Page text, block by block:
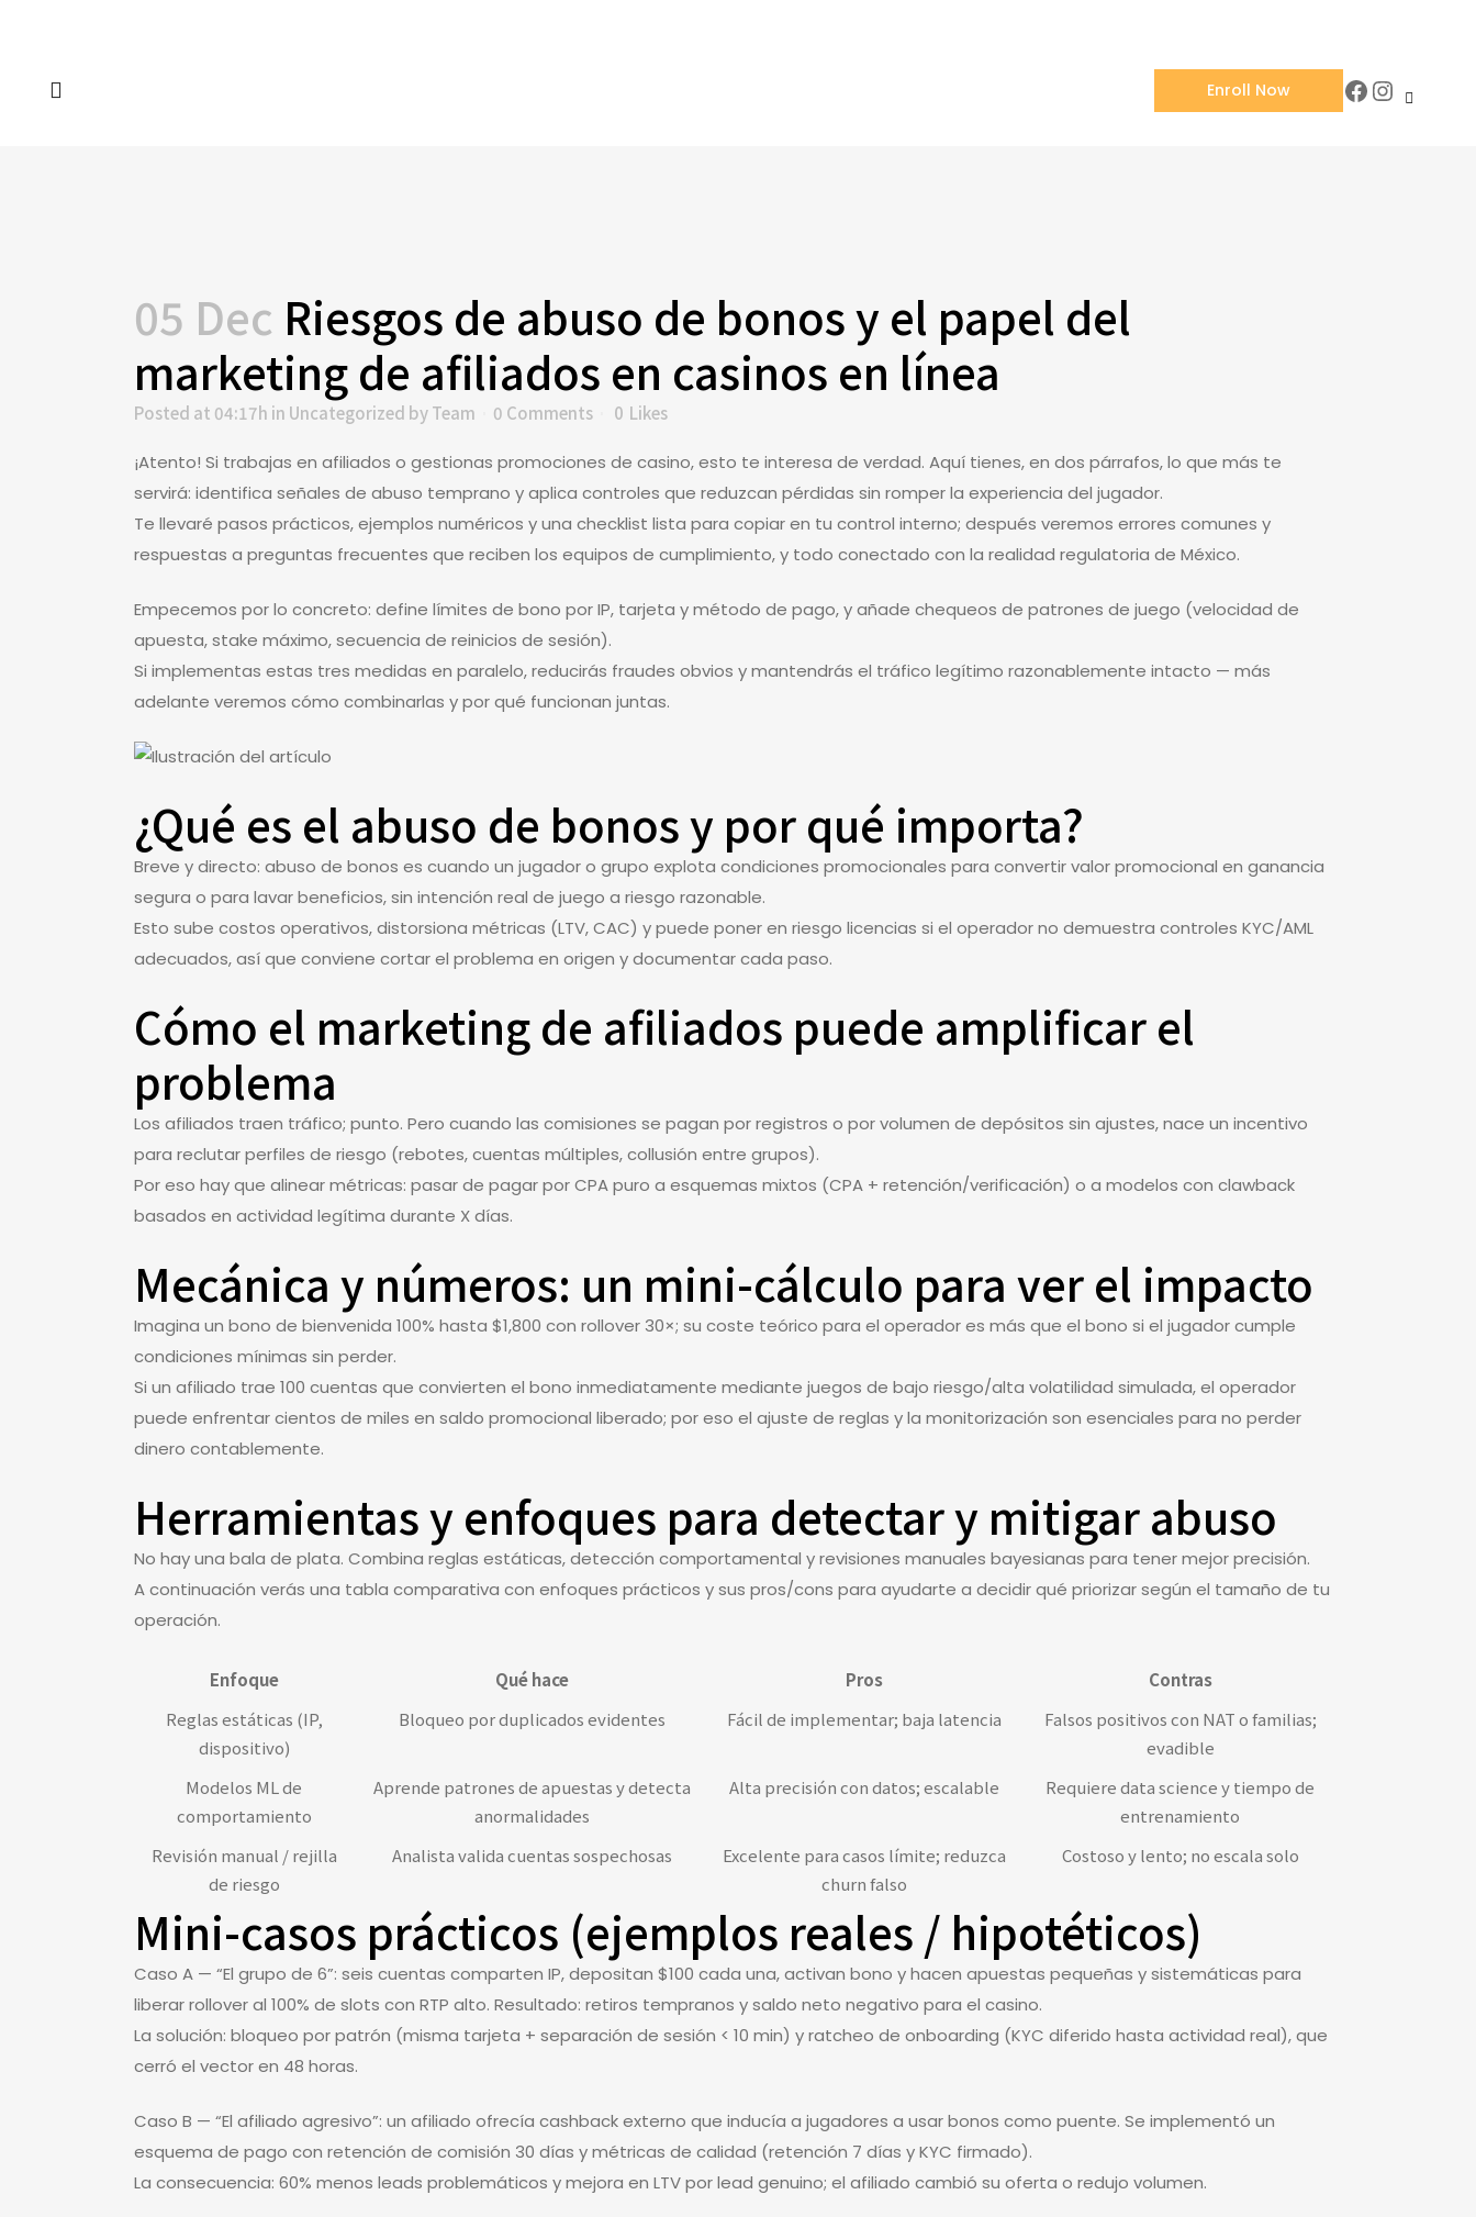
Enroll Now Facebook
05 Dec Riesgos de abuso de bonos y el papel del
marketing de afiliados en casinos en línea
Posted at 04:17h in Uncategorized byTeam 0 Comments 0 Likes
¡Atento! Si trabajas en afiliados o gestionas promociones de casino, esto te interesa de verdad. Aquí tienes, en dos párrafos, lo que más te
servirá: identifica señales de abuso temprano y aplica controles que reduzcan pérdidas sin romper la experiencia del jugador.
Te llevaré pasos prácticos, ejemplos numéricos y una checklist lista para copiar en tu control interno; después veremos errores comunes y
respuestas a preguntas frecuentes que reciben los equipos de cumplimiento, y todo conectado con la realidad regulatoria de México.
Empecemos por lo concreto: define límites de bono por IP, tarjeta y método de pago, y añade chequeos de patrones de juego (velocidad de
apuesta, stake máximo, secuencia de reinicios de sesión).
Si implementas estas tres medidas en paralelo, reducirás fraudes obvios y mantendrás el tráfico legítimo razonablemente intacto — más
adelante veremos cómo combinarlas y por qué funcionan juntas.
¿Qué es el abuso de bonos y por qué importa?
Breve y directo: abuso de bonos es cuando un jugador o grupo explota condiciones promocionales para convertir valor promocional en ganancia
segura o para lavar beneficios, sin intención real de juego a riesgo razonable.
Esto sube costos operativos, distorsiona métricas (LTV, CAC) y puede poner en riesgo licencias si el operador no demuestra controles KYC/AML
adecuados, así que conviene cortar el problema en origen y documentar cada paso.
Cómo el marketing de afiliados puede amplificar el
problema
Los afiliados traen tráfico; punto. Pero cuando las comisiones se pagan por registros o por volumen de depósitos sin ajustes, nace un incentivo
para reclutar perfiles de riesgo (rebotes, cuentas múltiples, collusión entre grupos).
Por eso hay que alinear métricas: pasar de pagar por CPA puro a esquemas mixtos (CPA + retención/verificación) o a modelos con clawback
basados en actividad legítima durante X días.
Mecánica y números: un mini-cálculo para ver el impacto
Imagina un bono de bienvenida 100% hasta $1,800 con rollover 30×; su coste teórico para el operador es más que el bono si el jugador cumple
condiciones mínimas sin perder.
Si un afiliado trae 100 cuentas que convierten el bono inmediatamente mediante juegos de bajo riesgo/alta volatilidad simulada, el operador
puede enfrentar cientos de miles en saldo promocional liberado; por eso el ajuste de reglas y la monitorización son esenciales para no perder
dinero contablemente.
Herramientas y enfoques para detectar y mitigar abuso
No hay una bala de plata. Combina reglas estáticas, detección comportamental y revisiones manuales bayesianas para tener mejor precisión.
A continuación verás una tabla comparativa con enfoques prácticos y sus pros/cons para ayudarte a decidir qué priorizar según el tamaño de tu
operación.
Enfoque Qué hace Pros
Contras
Reglas estáticas (IP,
dispositivo)
Bloqueo por duplicados evidentes Fácil de implementar; baja latencia
Falsos positivos con NAT o familias;
evadible
Modelos ML de
comportamiento
Aprende patrones de apuestas y detecta
anormalidades
Alta precisión con datos; escalable
Requiere data science y tiempo de
entrenamiento
Revisión manual / rejilla
de riesgo
Analista valida cuentas sospechosas
Excelente para casos límite; reduzca
churn falso
Costoso y lento; no escala solo
Mini-casos prácticos (ejemplos reales / hipotéticos)
Caso A — “El grupo de 6”: seis cuentas comparten IP, depositan $100 cada una, activan bono y hacen apuestas pequeñas y sistemáticas para
liberar rollover al 100% de slots con RTP alto. Resultado: retiros tempranos y saldo neto negativo para el casino.
La solución: bloqueo por patrón (misma tarjeta + separación de sesión < 10 min) y ratcheo de onboarding (KYC diferido hasta actividad real), que
cerró el vector en 48 horas.
Caso B — “El afiliado agresivo”: un afiliado ofrecía cashback externo que inducía a jugadores a usar bonos como puente. Se implementó un
esquema de pago con retención de comisión 30 días y métricas de calidad (retención 7 días y KYC firmado).
La consecuencia: 60% menos leads problemáticos y mejora en LTV por lead genuino; el afiliado cambió su oferta o redujo volumen.